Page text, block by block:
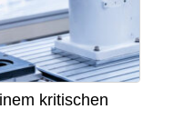
kritischen